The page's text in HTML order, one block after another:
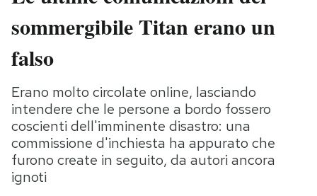
Politica
Tecnologia
Scienza
Cultura
Economia
Sport
Consumismi
Media
Europa
Altrecose
Mondiali calcio 2026
sommergibile Titan erano un
falso
Erano molto circolate online, lasciando
intendere che le persone a bordo fossero
coscienti dell'imminente disastro: una
commissione d'inchiesta ha appurato che
furono create in seguito, da autori ancora
ignoti